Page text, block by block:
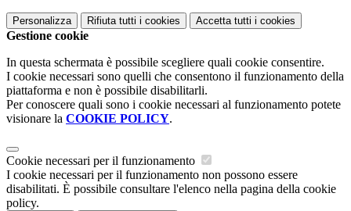
Personalizza Rifiuta tutti i cookies Accetta tutti i cookies
Gestione cookie
In questa schermata è possibile scegliere quali cookie consentire.
I cookie necessari sono quelli che consentono il funzionamento della
piattaforma e non è possibile disabilitarli.
Per conoscere quali sono i cookie necessari al funzionamento potete
visionare la COOKIE POLICY.
Cookie necessari per il funzionamento
I cookie necessari per il funzionamento non possono essere
disabilitati. È possibile consultare l'elenco nella pagina della cookie
policy.